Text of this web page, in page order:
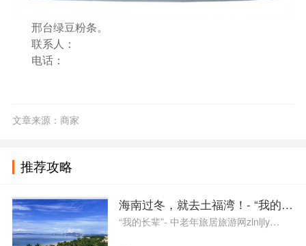
邢台绿豆粉条。
联系人：
电话：
文章来源：商家
推荐攻略
海南过冬，就去土福湾！- “我的长
“我的长辈”- 中老年旅居旅游网zlnljly…